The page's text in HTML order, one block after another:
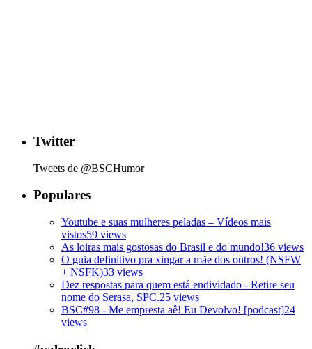
Twitter
Tweets de @BSCHumor
Populares
Youtube e suas mulheres peladas – Vídeos mais
vistos59 views
As loiras mais gostosas do Brasil e do mundo!36 views
O guia definitivo pra xingar a mãe dos outros! (NSFW
+ NSFK)33 views
Dez respostas para quem está endividado - Retire seu
nome do Serasa, SPC.25 views
BSC#98 - Me empresta aê! Eu Devolvo! [podcast]24
views